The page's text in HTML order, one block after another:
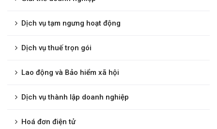
Dịch vụ tạm ngưng hoạt động
Dịch vụ thuế trọn gói
Lao động và Bảo hiểm xã hội
Dịch vụ thành lập doanh nghiệp
Hoá đơn điện tử